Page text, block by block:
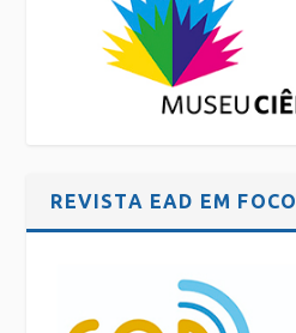
REVISTA EAD EM FOCO